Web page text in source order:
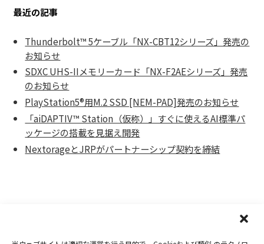
最近の記事
Thunderbolt™ 5ケーブル「NX-CBT12シリーズ」発売の
お知らせ
SDXC UHS-IIメモリーカード「NX-F2AEシリーズ」発売
のお知らせ
PlayStation5®用M.2 SSD [NEM-PAD]発売のお知らせ
「aiDAPTIV™ Station（仮称）」すぐに使えるAI標準パ
ッケージの搭載を見据え開発
NextorageとJRPがパートナーシップ契約を締結